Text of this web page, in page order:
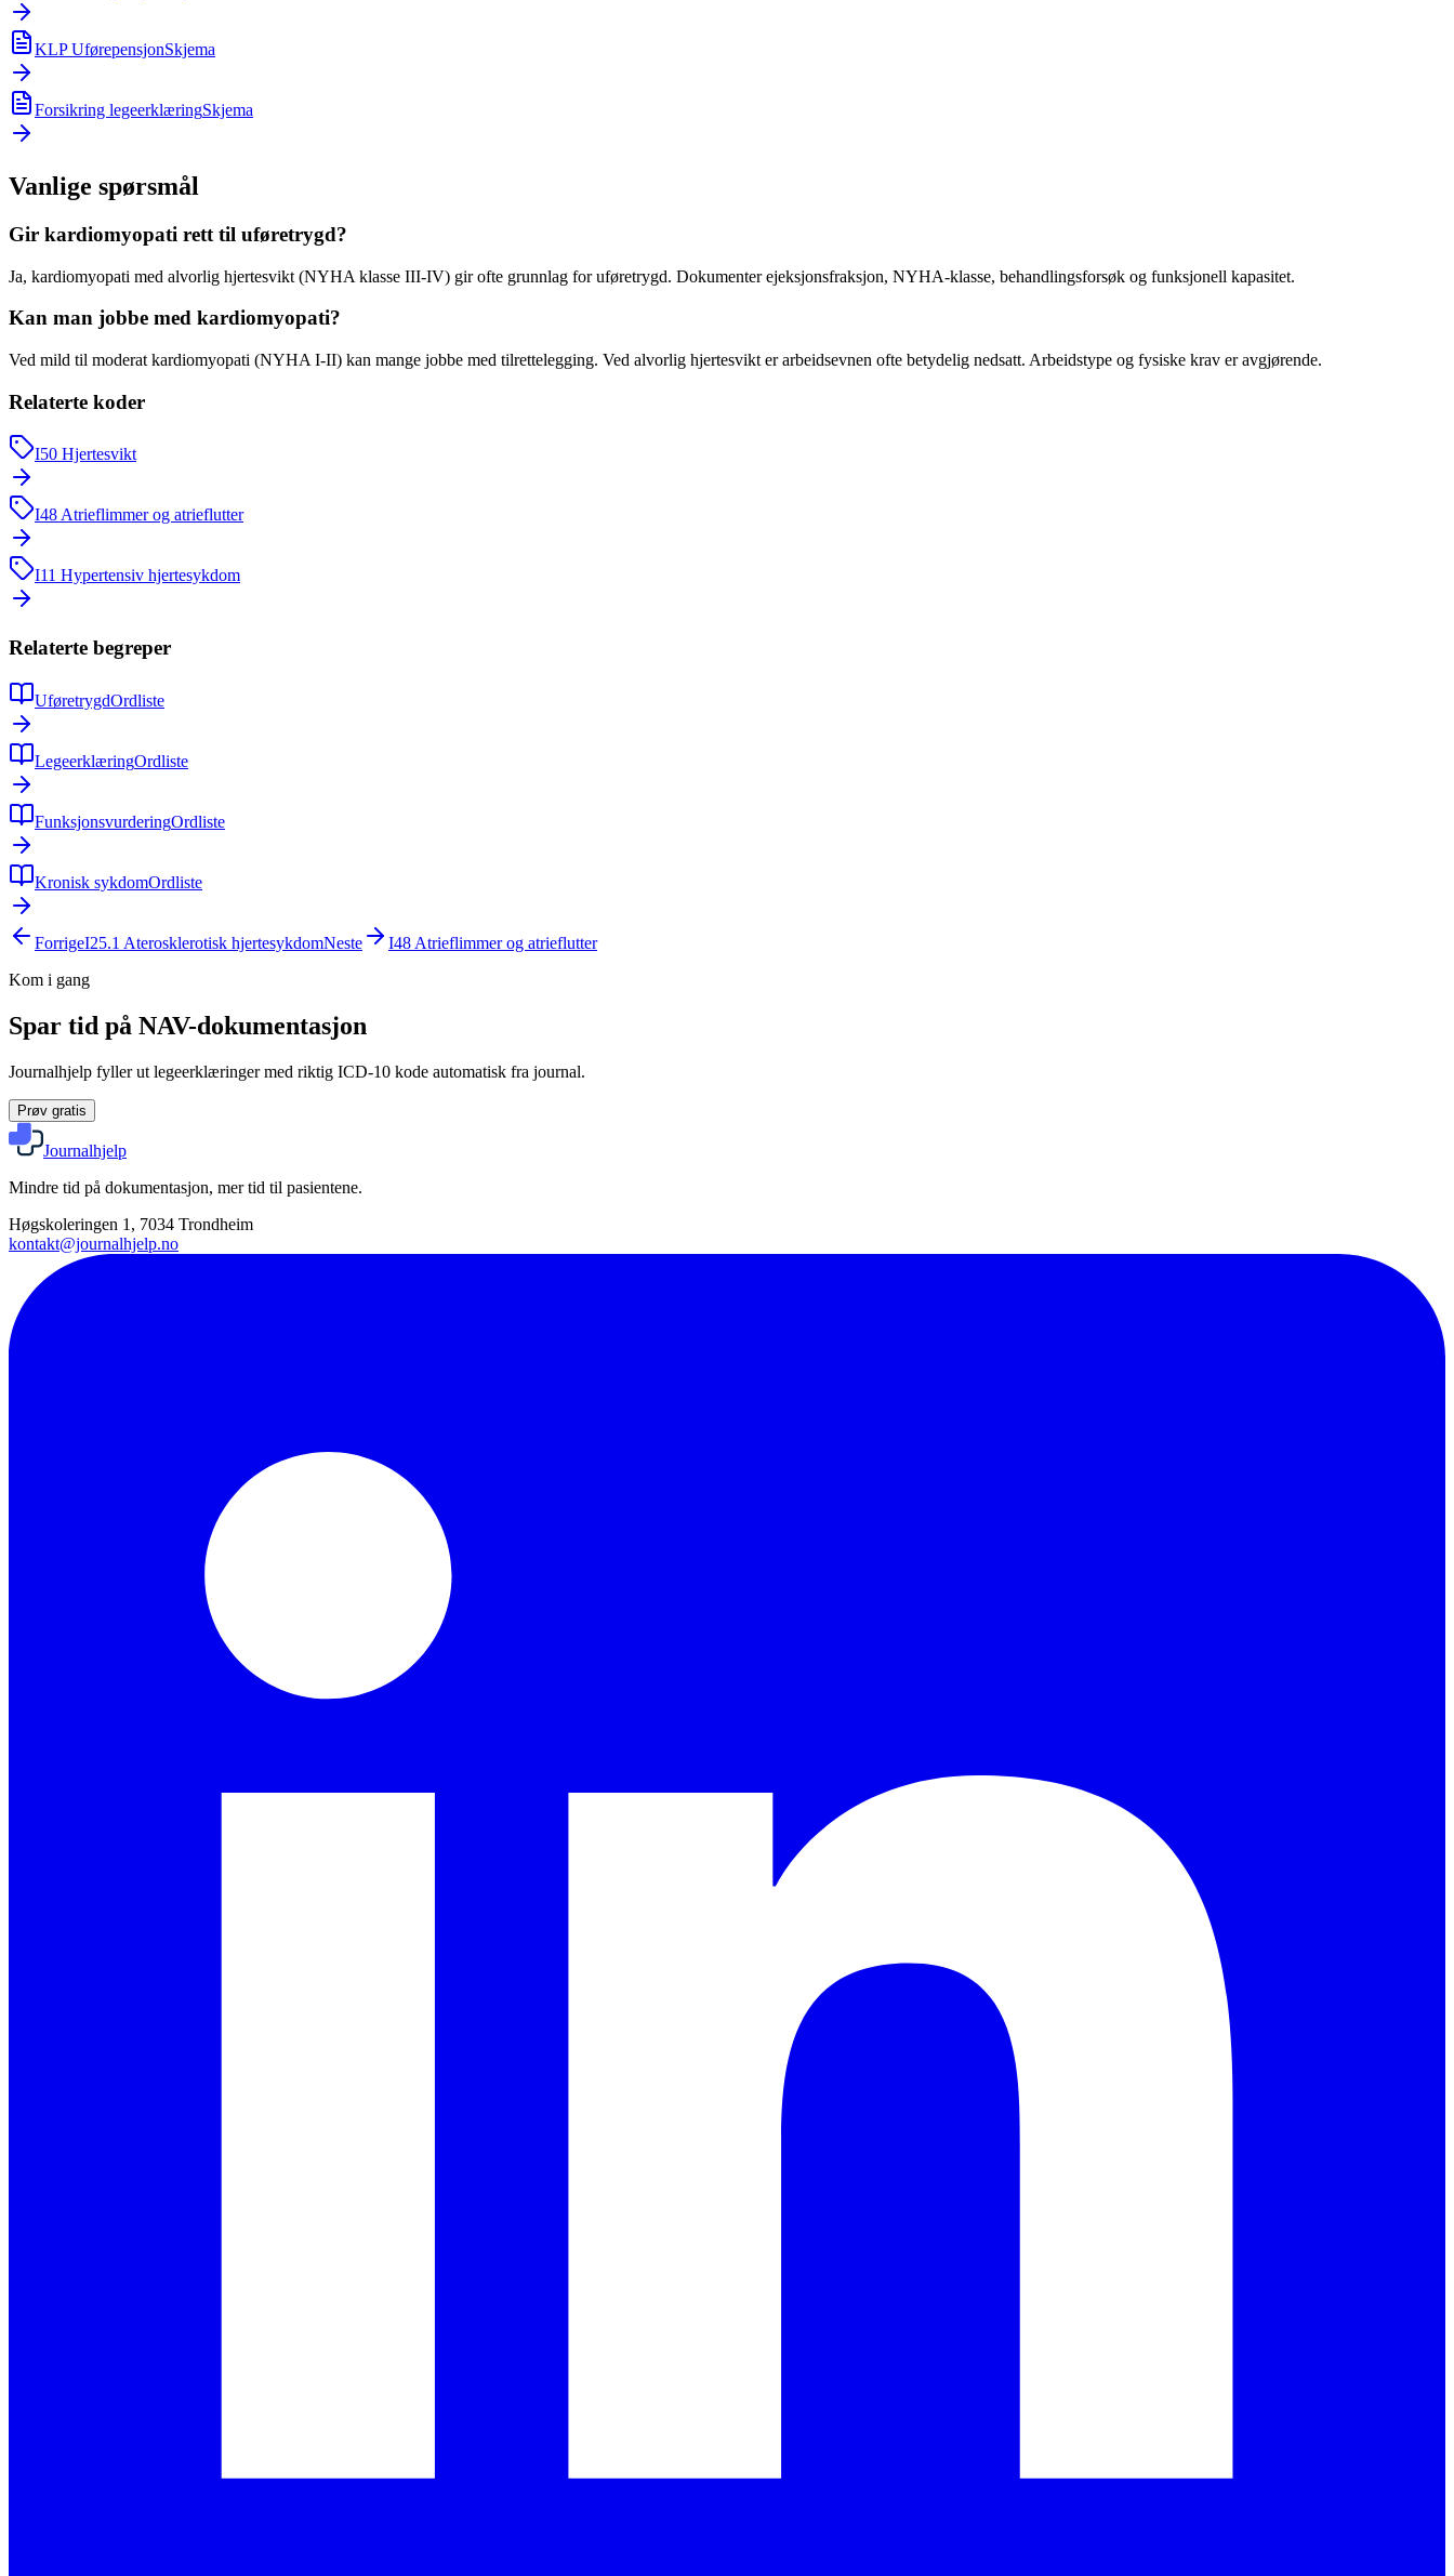
KLP UførepensjonSkjema
Forsikring legeerklæringSkjema
Vanlige spørsmål
Gir kardiomyopati rett til uføretrygd?
Ja, kardiomyopati med alvorlig hjertesvikt (NYHA klasse III-IV) gir ofte grunnlag for uføretrygd. Dokumenter ejeksjonsfraksjon, NYHA-klasse, behandlingsforsøk og funksjonell kapasitet.
Kan man jobbe med kardiomyopati?
Ved mild til moderat kardiomyopati (NYHA I-II) kan mange jobbe med tilrettelegging. Ved alvorlig hjertesvikt er arbeidsevnen ofte betydelig nedsatt. Arbeidstype og fysiske krav er avgjørende.
Relaterte koder
I50 Hjertesvikt
I48Atrieflimmer og atrieflutter
I11 Hypertensiv hjertesykdom
Relaterte begreper
UføretrygdOrdliste
LegeerklæringOrdliste
FunksjonsvurderingOrdliste
Kronisk sykdomOrdliste
ForrigeI25.1 Aterosklerotisk hjertesykdomNeste I48 Atrieflimmer og atrieflutter
Kom i gang
Spar tid på NAV-dokumentasjon
Journalhjelp fyller ut legeerklæringer med riktig ICD-10 kode automatisk fra journal.
Prøv gratis
Journalhjelp
Mindre tid på dokumentasjon, mer tid til pasientene.
Høgskoleringen 1, 7034 Trondheim
kontakt@journalhjelp.no